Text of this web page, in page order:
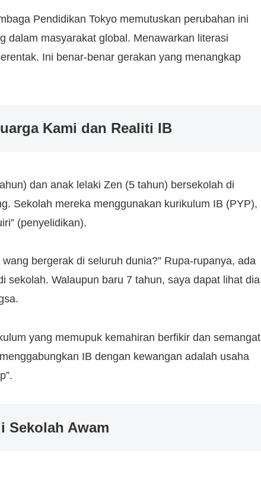
Pendidikan Tokyo memutuskan perubahan ini
dalam masyarakat global. Menawarkan literasi
Ini benar-benar gerakan yang menangkap
Kami dan Realiti IB
dan anak lelaki Zen (5 tahun) bersekolah di
Sekolah mereka menggunakan kurikulum IB (PYP),
(penyelidikan).
bergerak di seluruh dunia?” Rupa-rupanya, ada
sekolah. Walaupun baru 7 tahun, saya dapat lihat dia
yang memupuk kemahiran berfikir dan semangat
IB dengan kewangan adalah usaha
Sekolah Awam